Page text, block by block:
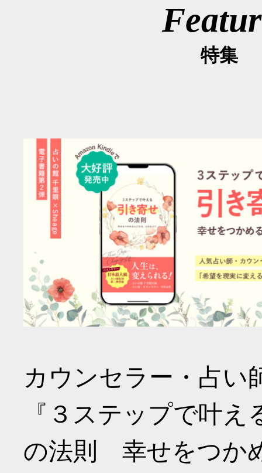
特集
カウンセラー・占い
『３ステップで叶
の法則 幸せをつか